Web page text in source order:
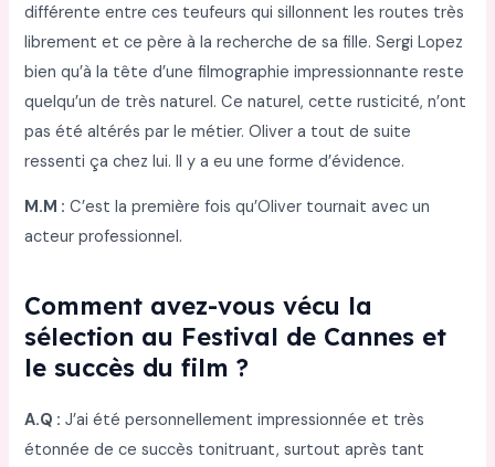
différente entre ces teufeurs qui sillonnent les routes très
librement et ce père à la recherche de sa fille. Sergi Lopez
bien qu’à la tête d’une filmographie impressionnante reste
quelqu’un de très naturel. Ce naturel, cette rusticité, n’ont
pas été altérés par le métier. Oliver a tout de suite
ressenti ça chez lui. Il y a eu une forme d’évidence.
M.M : C’est la première fois qu’Oliver tournait avec un
acteur professionnel.
Comment avez-vous vécu la
sélection au Festival de Cannes et
le succès du film ?
A.Q : J’ai été personnellement impressionnée et très
étonnée de ce succès tonitruant, surtout après tant